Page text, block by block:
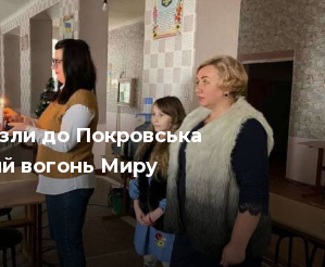
до Покровська
вогонь Миру